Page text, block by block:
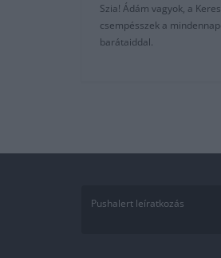
Szia! Ádám vagyok, a
csempésszek a
barátaiddal.
Pushalert leíratkozás